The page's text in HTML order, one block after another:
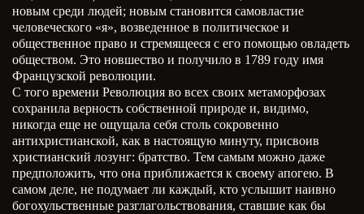
новым среди людей; новым становится самовластие
человеческого «я», возведенное в политическое и
общественное право и стремящееся с его помощью овладеть
обществом. Это новшество и получило в 1789 году имя
Французской революции.
С того времени Революция во всех своих метаморфозах
сохранила верность собственной природе и, видимо,
никогда еще не ощущала себя столь сокровенно
антихристианской, как в настоящую минуту, присвоив
христианский лозунг: братство. Тем самым можно даже
предположить, что она приближается к своему апогею. В
самом деле, не подумает ли каждый, кто услышит наивно
богохульственные разглагольствования, ставшие как бы